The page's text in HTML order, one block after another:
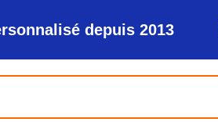
depuis 2013